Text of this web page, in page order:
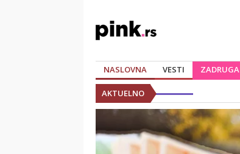
NASLOVNA VESTI ZADRUGA
AKTUELNO